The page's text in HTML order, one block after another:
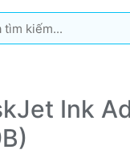
Kết quả sẽ tự
Ink